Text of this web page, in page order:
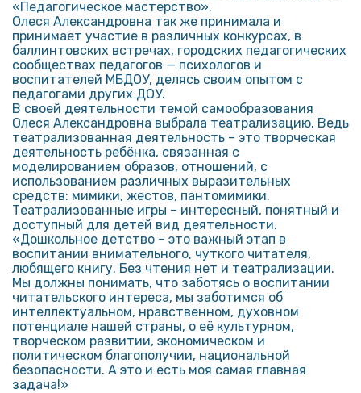
«Педагогическое мастерство».
Олеся Александровна так же принимала и
принимает участие в различных конкурсах, в
баллинтовских встречах, городских педагогических
сообществах педагогов — психологов и
воспитателей МБДОУ, делясь своим опытом с
педагогами других ДОУ.
В своей деятельности темой самообразования
Олеся Александровна выбрала театрализацию. Ведь
театрализованная деятельность – это творческая
деятельность ребёнка, связанная с
моделированием образов, отношений, с
использованием различных выразительных
средств: мимики, жестов, пантомимики.
Театрализованные игры – интересный, понятный и
доступный для детей вид деятельности.
«Дошкольное детство – это важный этап в
воспитании внимательного, чуткого читателя,
любящего книгу. Без чтения нет и театрализации.
Мы должны понимать, что заботясь о воспитании
читательского интереса, мы заботимся об
интеллектуальном, нравственном, духовном
потенциале нашей страны, о её культурном,
творческом развитии, экономическом и
политическом благополучии, национальной
безопасности. А это и есть моя самая главная
задача!»